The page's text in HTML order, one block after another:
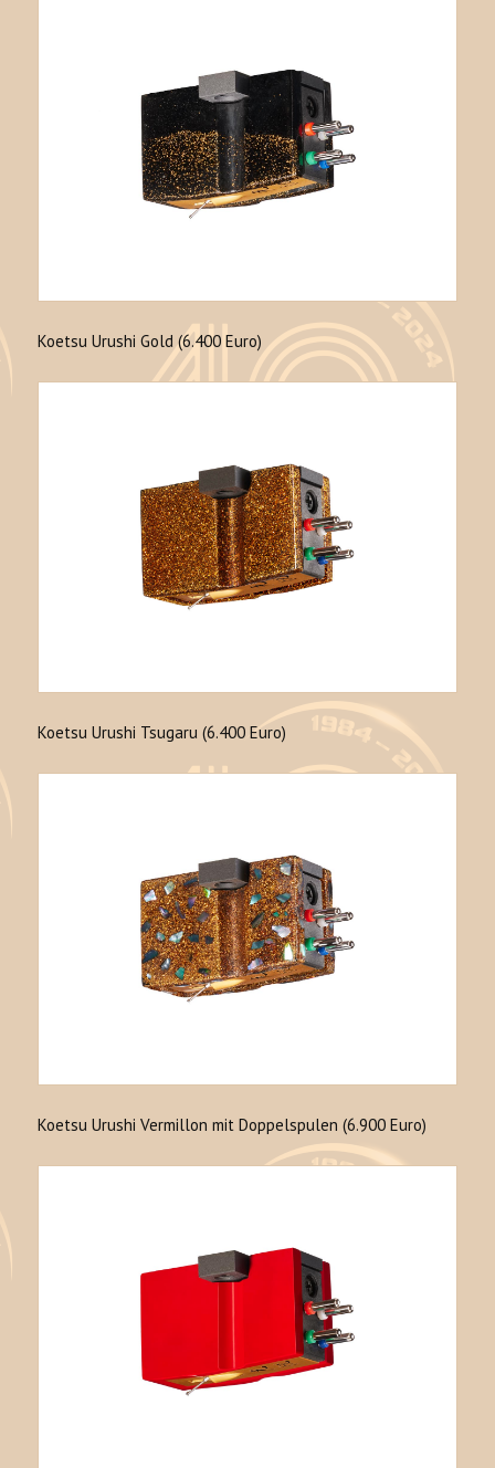
Koetsu Urushi Gold (6.400 Euro)
Koetsu Urushi Tsugaru (6.400 Euro)
Koetsu Urushi Vermillon mit Doppelspulen (6.900 Euro)